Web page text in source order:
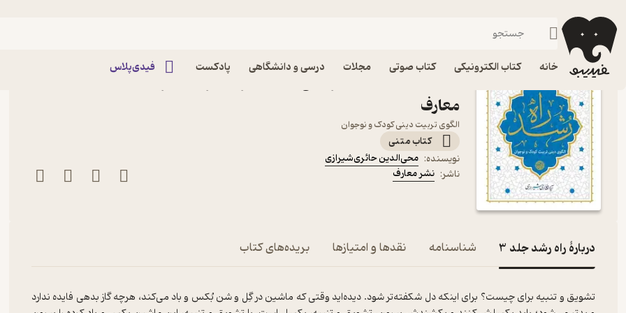
خانه کتاب الکترونیکی کتاب صوتی مجلات درسی و دانشگاهی پادکست فیدی‌پلاس
فیدیبو کتاب الکترونیکی
معارف
الگوی تربیت دینی کودک و نوجوان
کتاب متنی
نویسنده: محی‌الدین حائری‌شیرازی
ناشر: نشر معارف
دربارۀ راه رشد جلد 3 شناسنامه نقدها و امتیازها بریده‌های کتاب
تشویق و تنبیه برای چیست؟ برای اینکه دل شکفته‌تر شود. دیده‌اید وقتی که ماشین در گِل و شن بُکس و باد می‌کند، هرچه گاز بدهی فایده ندارد